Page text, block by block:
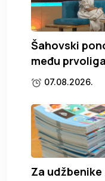
Šahovski
među
07.08.2026.
Za